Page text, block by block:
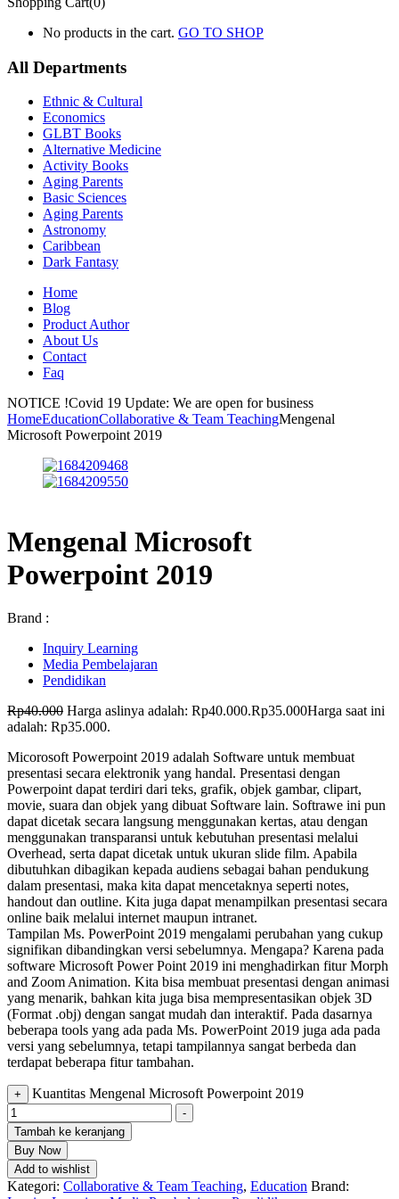
No products in the cart. GO TO SHOP
All Departments
Ethnic & Cultural
Economics
GLBT Books
Alternative Medicine
Activity Books
Aging Parents
Basic Sciences
Aging Parents
Astronomy
Caribbean
Dark Fantasy
Home
Blog
Product Author
About Us
Contact
Faq
NOTICE !Covid 19 Update: We are open for business
HomeEducationCollaborative & Team TeachingMengenal
Microsoft Powerpoint 2019
Mengenal Microsoft
Powerpoint 2019
Brand :
Inquiry Learning
Media Pembelajaran
Pendidikan
Rp40.000 Harga aslinya adalah: Rp40.000.Rp35.000Harga saat ini
adalah: Rp35.000.
Micorosoft Powerpoint 2019 adalah Software untuk membuat
presentasi secara elektronik yang handal. Presentasi dengan
Powerpoint dapat terdiri dari teks, grafik, objek gambar, clipart,
movie, suara dan objek yang dibuat Software lain. Softrawe ini pun
dapat dicetak secara langsung menggunakan kertas, atau dengan
menggunakan transparansi untuk kebutuhan presentasi melalui
Overhead, serta dapat dicetak untuk ukuran slide film. Apabila
dibutuhkan dibagikan kepada audiens sebagai bahan pendukung
dalam presentasi, maka kita dapat mencetaknya seperti notes,
handout dan outline. Kita juga dapat menampilkan presentasi secara
online baik melalui internet maupun intranet.
Tampilan Ms. PowerPoint 2019 mengalami perubahan yang cukup
signifikan dibandingkan versi sebelumnya. Mengapa? Karena pada
software Microsoft Power Point 2019 ini menghadirkan fitur Morph
and Zoom Animation. Kita bisa membuat presentasi dengan animasi
yang menarik, bahkan kita juga bisa mempresentasikan objek 3D
(Format .obj) dengan sangat mudah dan interaktif. Pada dasarnya
beberapa tools yang ada pada Ms. PowerPoint 2019 juga ada pada
versi yang sebelumnya, tetapi tampilannya sangat berbeda dan
terdapat beberapa fitur tambahan.
+ Kuantitas Mengenal Microsoft Powerpoint 2019
-
Tambah ke keranjang
Buy Now
Add to wishlist
Kategori: Collaborative & Team Teaching, Education Brand: